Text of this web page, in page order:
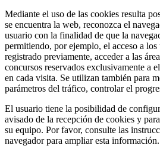
Mediante el uso de las cookies resulta
se encuentra la web, reconozca el
usuario con la finalidad de que la
permitiendo, por ejemplo, el acceso a los
registrado previamente, acceder a las
concursos reservados exclusivamente a
en cada visita. Se utilizan también para
parámetros del tráfico, controlar el
El usuario tiene la posibilidad de
avisado de la recepción de cookies y
su equipo. Por favor, consulte las
navegador para ampliar esta información.